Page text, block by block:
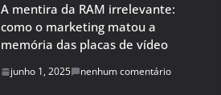
A mentira da RAM irrelevante:
como o marketing matou a
memória das placas de vídeo
junho 1, 2025 nenhum comentário